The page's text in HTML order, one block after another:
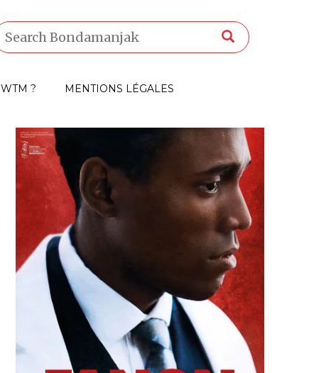
WTM ? MENTIONS LÉGALES